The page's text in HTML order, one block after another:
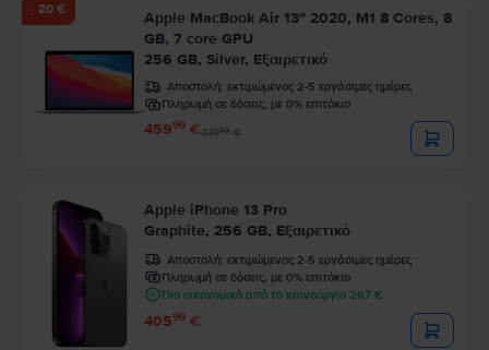
- 20 €
Apple MacBook Air 13″ 2020, M1 8 Cores, 8
GB, 7 core GPU
256 GB, Silver, Εξαιρετικό
Αποστολή: εκτιμώμενος 2-5 εργάσιμες ημέρες
Πληρωμή σε δόσεις, με 0% επιτόκιο
45999 €47999€
Apple iPhone 13 Pro
Graphite, 256 GB, Εξαιρετικό
Αποστολή: εκτιμώμενος 2-5 εργάσιμες ημέρες
Πληρωμή σε δόσεις, με 0% επιτόκιο
Πιο οικονομικό από το καινούργιο 267 €
40599 €